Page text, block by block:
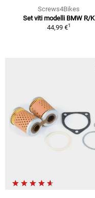
Screws4Bikes
Set viti modelli BMW R/K
44,99 €1